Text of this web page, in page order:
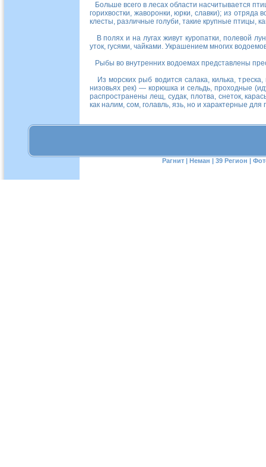
Больше всего в лесах области насчитывается
горихвостки, жаворонки, юрки, славки); из
клесты, различные голуби, такие крупные птицы,
В полях и на лугах живут куропатки, полевой
уток, гусями, чайками. Украшением многих
Рыбы во внутренних водоемах представлены
Из морских рыб водится салака, килька,
низовьях рек) — корюшка и сельдь, проходные
распространены лещ, судак, плотва, снеток,
как налим, сом, голавль, язь, но и характерные
Рагнит | Неман | 39 Регион |